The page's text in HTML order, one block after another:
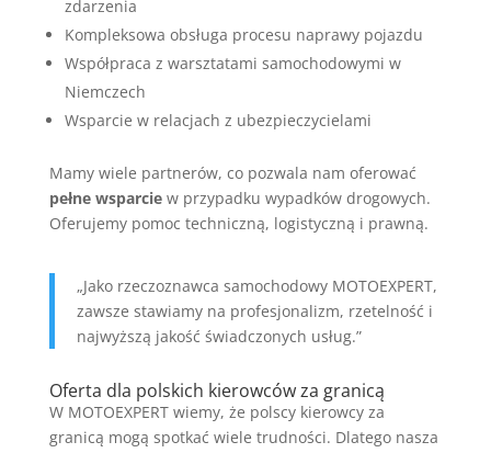
zdarzenia
Kompleksowa obsługa procesu naprawy pojazdu
Współpraca z warsztatami samochodowymi w
Niemczech
Wsparcie w relacjach z ubezpieczycielami
Mamy wiele partnerów, co pozwala nam oferować
pełne wsparciew przypadku wypadków drogowych.
Oferujemy pomoc techniczną, logistyczną i prawną.
„Jako rzeczoznawca samochodowy MOTOEXPERT,
zawsze stawiamy na profesjonalizm, rzetelność i
najwyższą jakość świadczonych usług.”
Oferta dla polskich kierowców za granicą
W MOTOEXPERT wiemy, że polscy kierowcy za
granicą mogą spotkać wiele trudności. Dlatego nasza